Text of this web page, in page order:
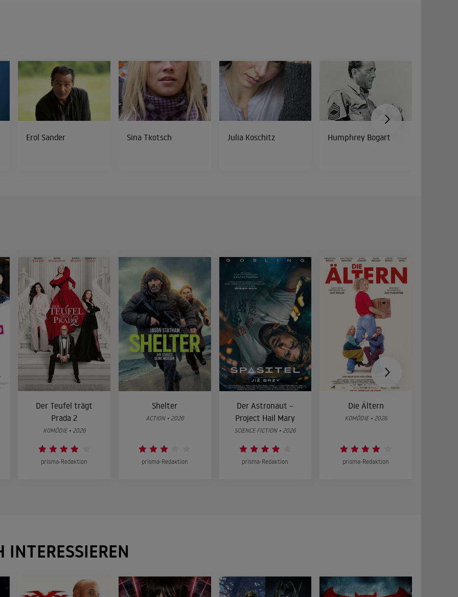
Erol Sander Sina Tkotsch Julia Koschitz Humphrey Bogart
Der Teufel trägt
Prada 2
KOMÖDIE • 2026
prisma-Redaktion
Shelter
ACTION • 2026
prisma-Redaktion
Der Astronaut –
Project Hail Mary
SCIENCE FICTION • 2026
prisma-Redaktion
Die Ältern
KOMÖDIE • 2026
prisma-Redaktion